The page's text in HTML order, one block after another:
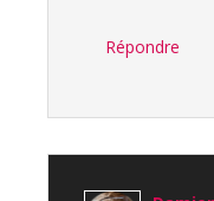
Répondre